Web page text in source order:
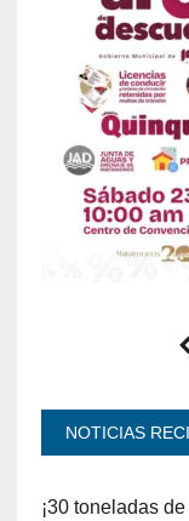
NOTICIAS
¡30 toneladas